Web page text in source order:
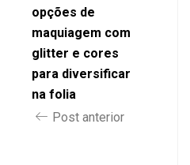
opções de
maquiagem com
glitter e cores
para diversificar
na folia
Post anterior